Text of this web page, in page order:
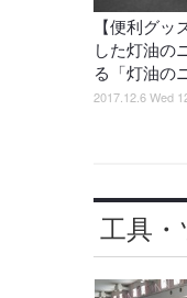
【便利グッ
した灯油の
る「灯油の
2017.12.6 Wed
工具・